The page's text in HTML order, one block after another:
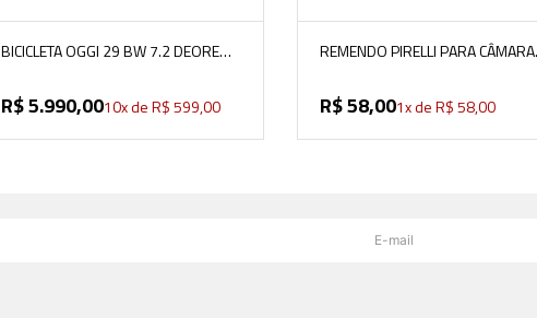
BICICLETA OGGI 29 BW 7.2 DEORE
R$5.990,0010x deR$599,00
REMENDO PIRELLI PARA CÂMARA
R$58,001x deR$58,00